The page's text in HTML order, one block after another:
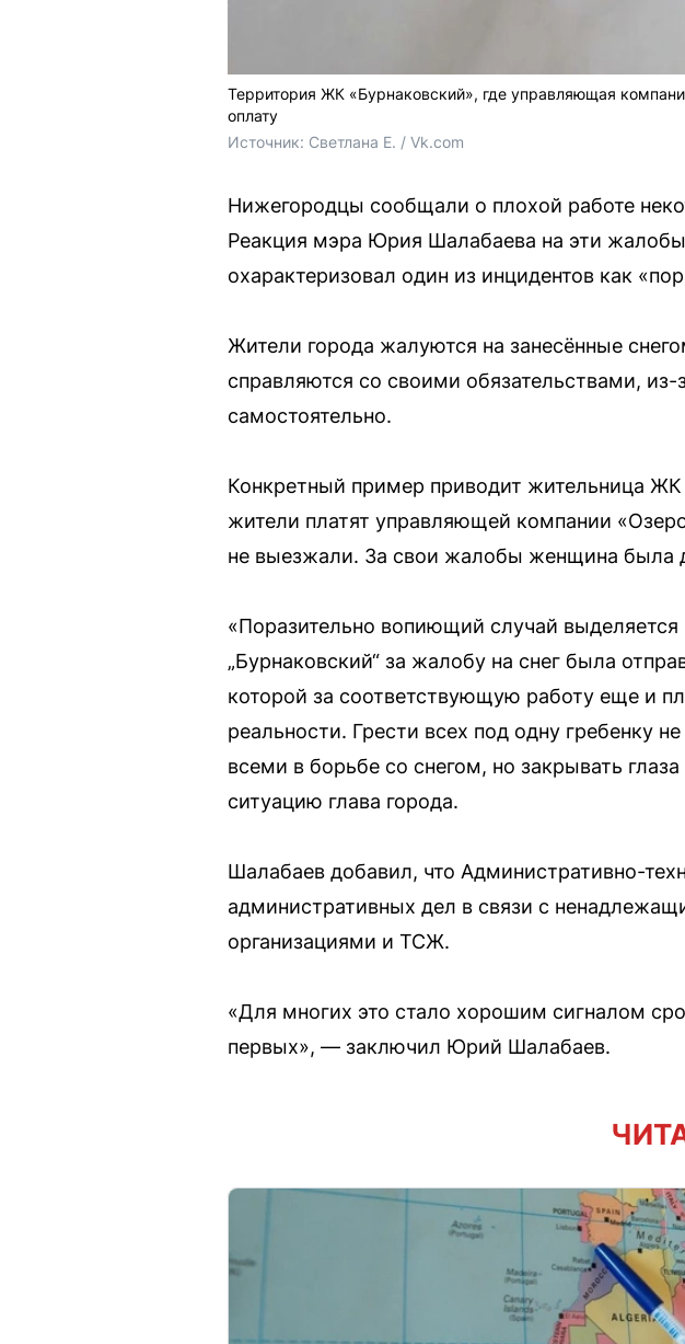
Территория ЖК «Бурнаковский», где управляющая
оплату
Источник: Светлана Е. / Vk.com
Нижегородцы сообщали о плохой работе
Реакция мэра Юрия Шалабаева на эти жалобы
охарактеризовал один из инцидентов как
Жители города жалуются на занесённые
справляются со своими обязательствами,
самостоятельно.
Конкретный пример приводит жительница
жители платят управляющей компании
не выезжали. За свои жалобы женщина была
«Поразительно вопиющий случай
„Бурнаковский“ за жалобу на снег была
которой за соответствующую работу еще и
реальности. Грести всех под одну гребенку
всеми в борьбе со снегом, но закрывать
ситуацию глава города.
Шалабаев добавил, что Административно-
административных дел в связи с
организациями и ТСЖ.
«Для многих это стало хорошим сигналом
первых», — заключил Юрий Шалабаев.